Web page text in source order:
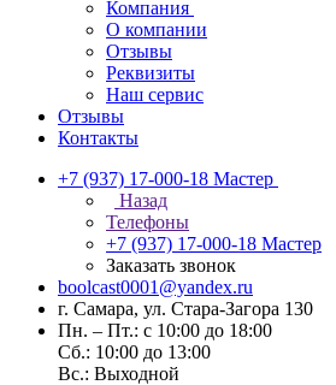
Компания
О компании
Отзывы
Реквизиты
Наш сервис
Отзывы
Контакты
+7 (937) 17-000-18 Мастер
Назад
Телефоны
+7 (937) 17-000-18 Мастер
Заказать звонок
boolcast0001@yandex.ru
г. Самара, ул. Стара-Загора 130
Пн. – Пт.: с 10:00 до 18:00
Сб.: 10:00 до 13:00
Вс.: Выходной